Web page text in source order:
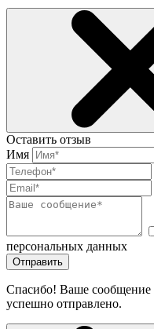
Оставить отзыв
Имя
персональных данных
Отправить
Спасибо! Ваше сообщение
успешно отправлено.